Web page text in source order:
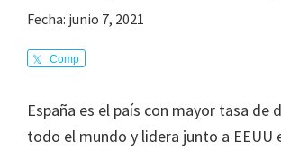
enfermedad
Fecha: junio 7, 2021
Comp
España es el país con mayor tasa de
todo el mundo y lidera junto a EEUU